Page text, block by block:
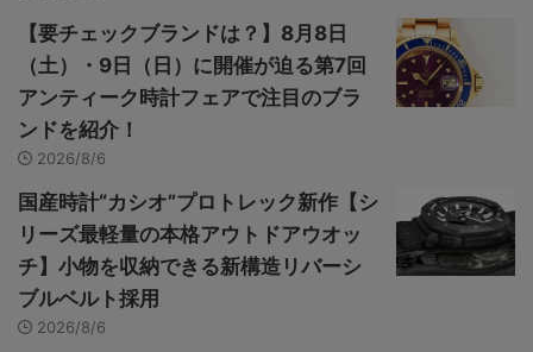
【要チェックブランドは？】8月8日
（土）・9日（日）に開催が迫る第7回
アンティーク時計フェアで注目のブラ
ンドを紹介！
2026/8/6
国産時計“カシオ”プロトレック新作【シ
リーズ最軽量の本格アウトドアウオッ
チ】小物を収納できる新構造リバーシ
ブルベルト採用
2026/8/6